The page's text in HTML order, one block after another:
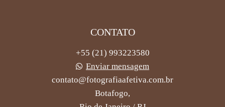
CONTATO
+55 (21) 993223580
Enviar mensagem
contato@fotografiaafetiva.com.br
Botafogo,